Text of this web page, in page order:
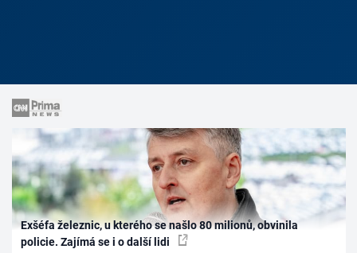
Exšéfa železnic, u kterého se našlo 80 milionů, obvinila
policie. Zajímá se i o další lidi